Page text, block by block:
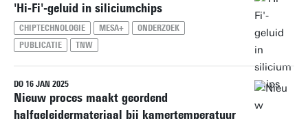
'Hi-Fi'-geluid in siliciumchips
CHIPTECHNOLOGIE MESA+
ONDERZOEK
PUBLICATIE
TNW
DO 16 JAN 2025
Nieuw proces maakt geordend
halfgeleidermateriaal bij kamertemperatuur